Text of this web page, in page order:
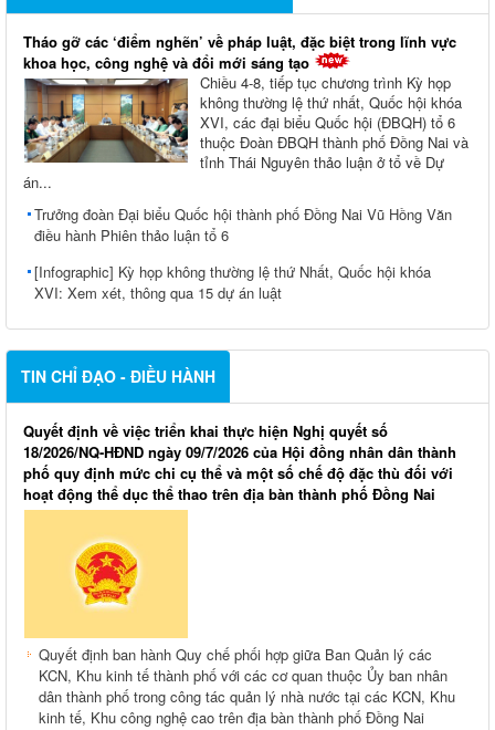
Tháo gỡ các ‘điểm nghẽn’ về pháp luật, đặc biệt trong lĩnh vực
khoa học, công nghệ và đổi mới sáng tạo
Chiều 4-8, tiếp tục chương trình Kỳ họp
không thường lệ thứ nhất, Quốc hội khóa
XVI, các đại biểu Quốc hội (ĐBQH) tổ 6
thuộc Đoàn ĐBQH thành phố Đồng Nai và
tỉnh Thái Nguyên thảo luận ở tổ về Dự
án...
Trưởng đoàn Đại biểu Quốc hội thành phố Đồng Nai Vũ Hồng Văn
điều hành Phiên thảo luận tổ 6
[Infographic] Kỳ họp không thường lệ thứ Nhất, Quốc hội khóa
XVI: Xem xét, thông qua 15 dự án luật
TIN CHỈ ĐẠO - ĐIỀU HÀNH
Quyết định về việc triển khai thực hiện Nghị quyết số
18/2026/NQ-HĐND ngày 09/7/2026 của Hội đồng nhân dân thành
phố quy định mức chi cụ thể và một số chế độ đặc thù đối với
hoạt động thể dục thể thao trên địa bàn thành phố Đồng Nai
Quyết định ban hành Quy chế phối hợp giữa Ban Quản lý các
KCN, Khu kinh tế thành phố với các cơ quan thuộc Ủy ban nhân
dân thành phố trong công tác quản lý nhà nước tại các KCN, Khu
kinh tế, Khu công nghệ cao trên địa bàn thành phố Đồng Nai